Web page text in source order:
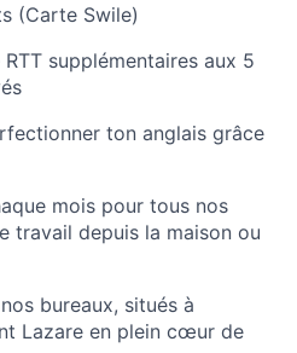
(Carte Swile)
supplémentaires aux 5
ton anglais grâce
mois pour tous nos
travail depuis la maison ou
bureaux, situés à
Lazare en plein cœur de